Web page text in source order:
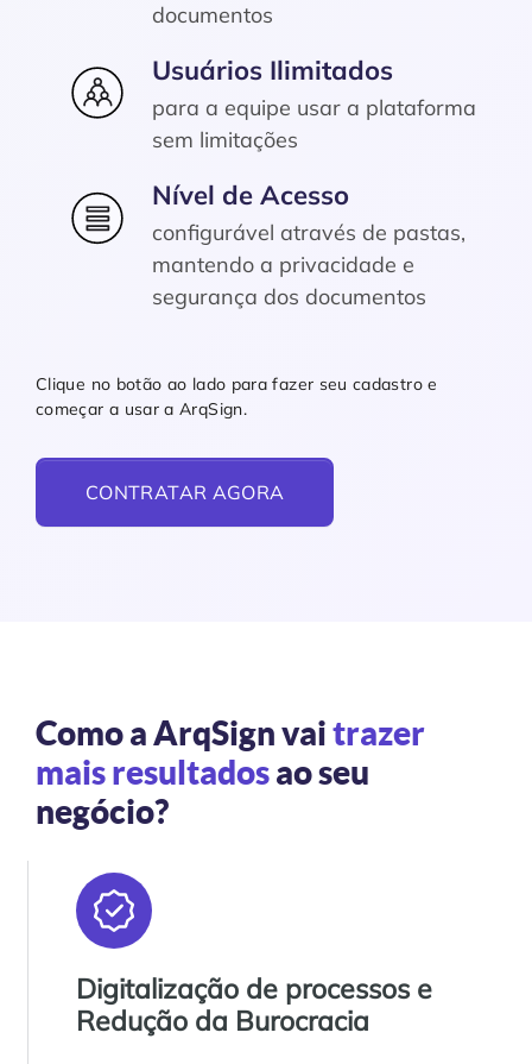
documentos
Usuários Ilimitados
para a equipe usar a plataforma
sem limitações
Nível de Acesso
configurável através de pastas,
mantendo a privacidade e
segurança dos documentos
Clique no botão ao lado para fazer seu cadastro e
começar a usar a ArqSign.
CONTRATAR AGORA
Como a ArqSign vaitrazer
mais resultadosao seu
negócio?
Digitalização de processos e
Redução da Burocracia